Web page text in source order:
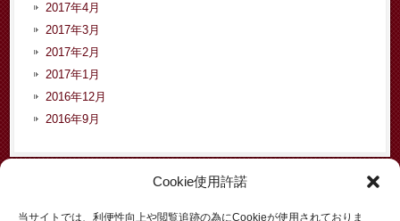
Cookie使用許諾
当サイトでは、利便性向上や閲覧追跡の為にCookieが使用されておりま
2017年4月
2017年3月
2017年2月
2017年1月
2016年12月
2016年9月